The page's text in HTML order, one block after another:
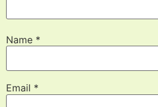
Name *
Email *